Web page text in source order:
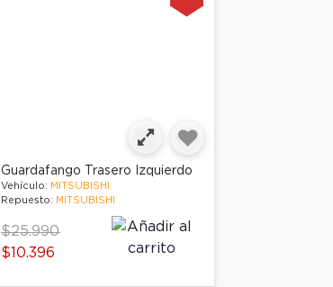
Guardafango Trasero Izquierdo
Vehículo: MITSUBISHI
Repuesto: MITSUBISHI
Price reduced from
$25.990to
$10.396